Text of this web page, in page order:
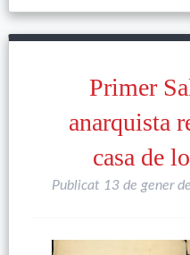
Primer
anarquista
casa de
Publicat 13 de gener